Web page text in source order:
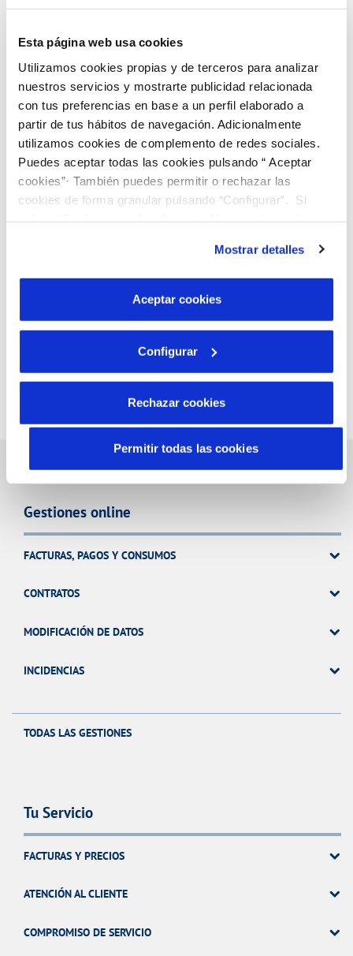
Esta página web usa cookies
Utilizamos cookies propias y de terceros para analizar
nuestros servicios y mostrarte publicidad relacionada
con tus preferencias en base a un perfil elaborado a
partir de tus hábitos de navegación. Adicionalmente
utilizamos cookies de complemento de redes sociales.
Puedes aceptar todas las cookies pulsando “ Aceptar
cookies”· También puedes permitir o rechazar las
cookies de forma granular pulsando “Configurar”. Si
son indispensables para que el sitio web funcione y que
por tanto no se pueden desactivar. Puedes consultar
más información en nuestraPolítica de Cookies
Mostrar detalles
Aceptar cookies
Configurar
Rechazar cookies
Permitir todas las cookies
El titular de los datos bancarios es distinto
Los datos del solicitante son diferentes a los
Gestiones online
FACTURAS, PAGOS Y CONSUMOS
CONTRATOS
MODIFICACIÓN DE DATOS
INCIDENCIAS
TODAS LAS GESTIONES
Tu Servicio
FACTURAS Y PRECIOS
ATENCIÓN AL CLIENTE
COMPROMISO DE SERVICIO